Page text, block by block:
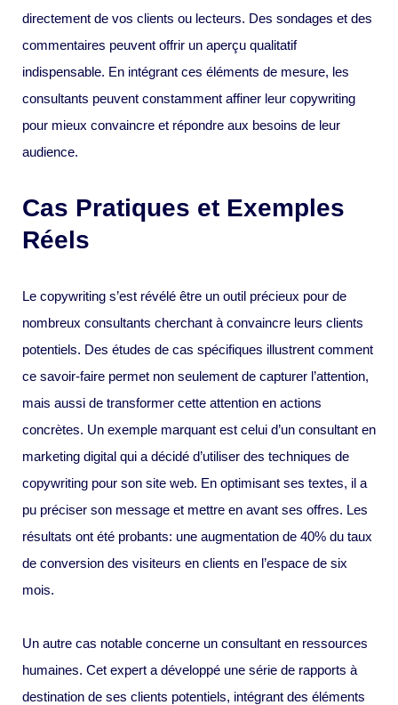
directement de vos clients ou lecteurs. Des sondages et des
commentaires peuvent offrir un aperçu qualitatif
indispensable. En intégrant ces éléments de mesure, les
consultants peuvent constamment affiner leur copywriting
pour mieux convaincre et répondre aux besoins de leur
audience.
Cas Pratiques et Exemples
Réels
Le copywriting s’est révélé être un outil précieux pour de
nombreux consultants cherchant à convaincre leurs clients
potentiels. Des études de cas spécifiques illustrent comment
ce savoir-faire permet non seulement de capturer l’attention,
mais aussi de transformer cette attention en actions
concrètes. Un exemple marquant est celui d’un consultant en
marketing digital qui a décidé d’utiliser des techniques de
copywriting pour son site web. En optimisant ses textes, il a
pu préciser son message et mettre en avant ses offres. Les
résultats ont été probants: une augmentation de 40% du taux
de conversion des visiteurs en clients en l’espace de six
mois.
Un autre cas notable concerne un consultant en ressources
humaines. Cet expert a développé une série de rapports à
destination de ses clients potentiels, intégrant des éléments